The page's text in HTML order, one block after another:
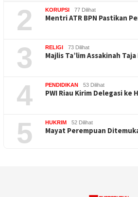
2 KORUPSI 77 Dilihat
Mentri ATR BPN Pastikan
3 RELIGI 73 Dilihat
Majlis Ta’lim Assakinah
4 PENDIDIKAN 53 Dilihat
PWI Riau Kirim Delegasi ke
5 HUKRIM 52 Dilihat
Mayat Perempuan